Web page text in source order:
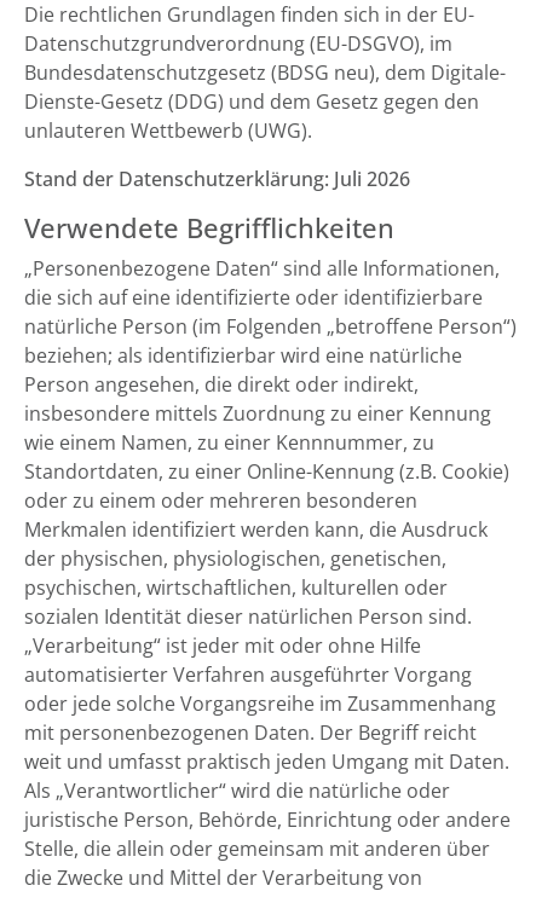
Die rechtlichen Grundlagen finden sich in der EU-
Datenschutzgrundverordnung (EU-DSGVO), im
Bundesdatenschutzgesetz (BDSG neu), dem Digitale-
Dienste-Gesetz (DDG) und dem Gesetz gegen den
unlauteren Wettbewerb (UWG).
Stand der Datenschutzerklärung: Juli 2026
Verwendete Begrifflichkeiten
„Personenbezogene Daten“ sind alle Informationen,
die sich auf eine identifizierte oder identifizierbare
natürliche Person (im Folgenden „betroffene Person“)
beziehen; als identifizierbar wird eine natürliche
Person angesehen, die direkt oder indirekt,
insbesondere mittels Zuordnung zu einer Kennung
wie einem Namen, zu einer Kennnummer, zu
Standortdaten, zu einer Online-Kennung (z.B. Cookie)
oder zu einem oder mehreren besonderen
Merkmalen identifiziert werden kann, die Ausdruck
der physischen, physiologischen, genetischen,
psychischen, wirtschaftlichen, kulturellen oder
sozialen Identität dieser natürlichen Person sind.
„Verarbeitung“ ist jeder mit oder ohne Hilfe
automatisierter Verfahren ausgeführter Vorgang
oder jede solche Vorgangsreihe im Zusammenhang
mit personenbezogenen Daten. Der Begriff reicht
weit und umfasst praktisch jeden Umgang mit Daten.
Als „Verantwortlicher“ wird die natürliche oder
juristische Person, Behörde, Einrichtung oder andere
Stelle, die allein oder gemeinsam mit anderen über
die Zwecke und Mittel der Verarbeitung von